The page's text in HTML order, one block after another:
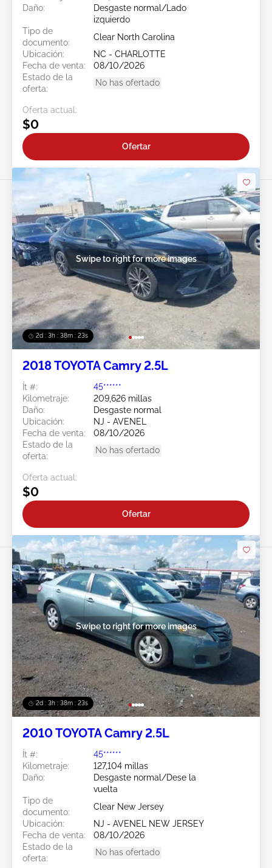
Daño:
Desgaste normal/Lado
izquierdo
Tipo de
documento:
Clear North Carolina
Ubicación:
NC - CHARLOTTE
Fecha de venta:
08/10/2026
Estado de la
oferta:
No has ofertado
Oferta actual:
$0
Ofertar
2d : 3h : 38m : 20s
Swipe to right for more images
2018 TOYOTA Camry 2.5L
Ít #:
45******
Kilometraje:
209,626 millas
Daño:
Desgaste normal
Ubicación:
NJ - AVENEL
Fecha de venta:
08/10/2026
Estado de la
oferta:
No has ofertado
Oferta actual:
$0
Ofertar
2d : 3h : 38m : 20s
Swipe to right for more images
2010 TOYOTA Camry 2.5L
Ít #:
45******
Kilometraje:
127,104 millas
Daño:
Desgaste normal/Dese la
vuelta
Tipo de
documento:
Clear New Jersey
Ubicación:
NJ - AVENEL NEW JERSEY
Fecha de venta:
08/10/2026
Estado de la
oferta:
No has ofertado